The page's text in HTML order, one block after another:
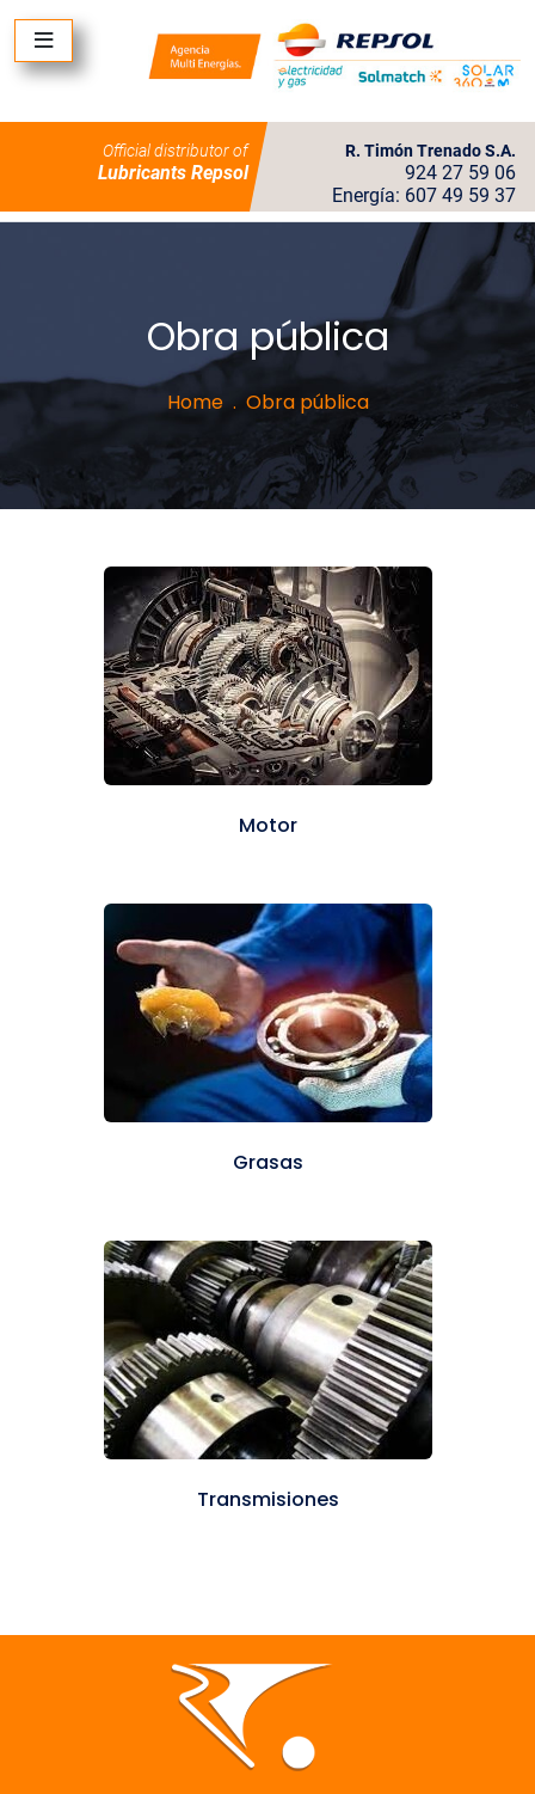
Official distributor of
Lubricants Repsol
R. Timón Trenado S.A.
924 27 59 06
Energía: 607 49 59 37
Obra pública
Home Obra pública
Motor
Grasas
Transmisiones